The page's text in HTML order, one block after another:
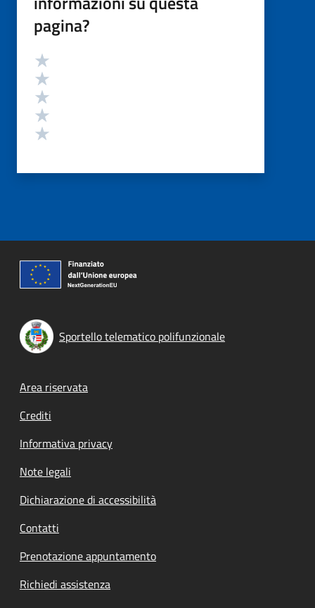
pagina?
Valutazione
Sportello telematico polifunzionale
Footer menu
Area riservata
Crediti
Informativa privacy
Note legali
Dichiarazione di accessibilità
Contatti
Prenotazione appuntamento
Richiedi assistenza